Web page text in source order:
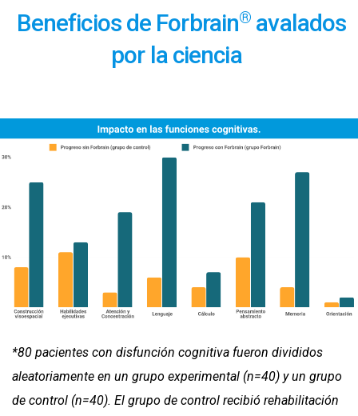
Beneficios de Forbrain® avalados
por la ciencia
*80 pacientes con disfunción cognitiva fueron divididos
aleatoriamente en un grupo experimental (n=40) y un grupo
de control (n=40). El grupo de control recibió rehabilitación